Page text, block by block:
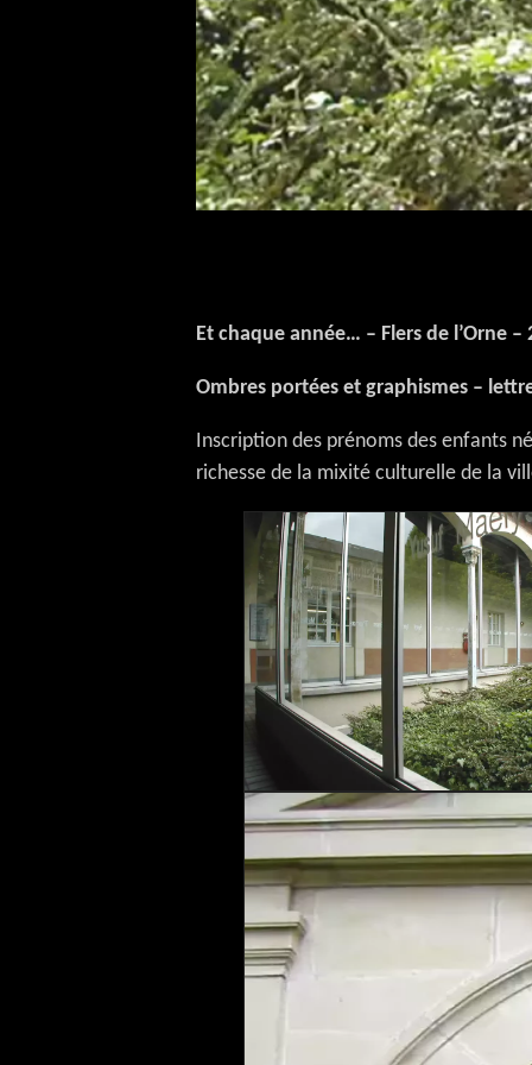
Et chaque année… – Flers de l’Orne –
Ombres portées et graphismes –
Inscription des prénoms des enfants
richesse de la mixité culturelle de la